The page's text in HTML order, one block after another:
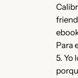
Para
5. Yo